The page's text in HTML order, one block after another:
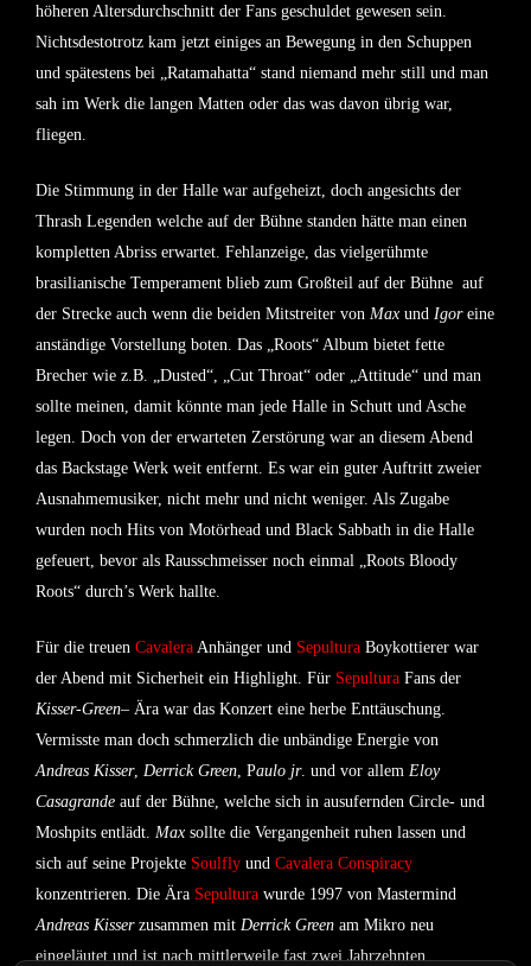
höheren Altersdurchschnitt der Fans geschuldet gewesen sein.
Nichtsdestotrotz kam jetzt einiges an Bewegung in den Schuppen
und spätestens bei „Ratamahatta“ stand niemand mehr still und man
sah im Werk die langen Matten oder das was davon übrig war,
fliegen.
Die Stimmung in der Halle war aufgeheizt, doch angesichts der
Thrash Legenden welche auf der Bühne standen hätte man einen
kompletten Abriss erwartet. Fehlanzeige, das vielgerühmte
brasilianische Temperament blieb zum Großteil auf der Bühne auf
der Strecke auch wenn die beiden Mitstreiter von Max und Igoreine
anständige Vorstellung boten. Das „Roots“ Album bietet fette
Brecher wie z.B. „Dusted“, „Cut Throat“ oder „Attitude“ und man
sollte meinen, damit könnte man jede Halle in Schutt und Asche
legen. Doch von der erwarteten Zerstörung war an diesem Abend
das Backstage Werk weit entfernt. Es war ein guter Auftritt zweier
Ausnahmemusiker, nicht mehr und nicht weniger. Als Zugabe
wurden noch Hits von Motörhead und Black Sabbath in die Halle
gefeuert, bevor als Rausschmeisser noch einmal „Roots Bloody
Roots“ durch’s Werk hallte.
Für die treuen Cavalera Anhänger und Sepultura Boykottierer war
der Abend mit Sicherheit ein Highlight. Für Sepultura Fans der
Kisser-Green– Ära war das Konzert eine herbe Enttäuschung.
Vermisste man doch schmerzlich die unbändige Energie von
Andreas Kisser, Derrick Green , Paulo jr. und vor allem Eloy
Casagrande auf der Bühne, welche sich in ausufernden Circle- und
Moshpits entlädt. Max sollte die Vergangenheit ruhen lassen und
sich auf seine Projekte Soulfly und Cavalera Conspiracy
konzentrieren. Die Ära Sepultura wurde 1997 von Mastermind
Andreas Kisserzusammen mit Derrick Green am Mikro neu
eingeläutet und ist nach mittlerweile fast zwei Jahrzehnten